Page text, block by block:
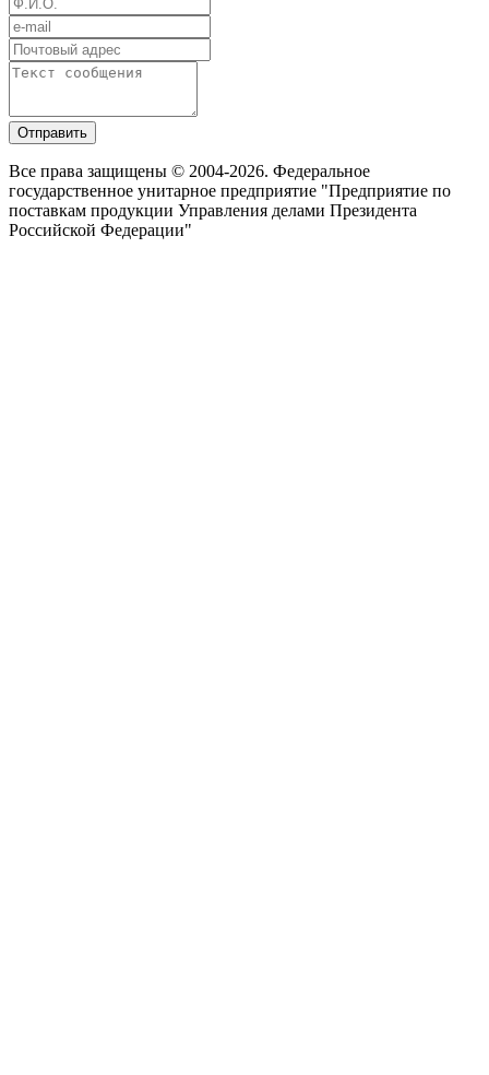
Отправить
Все права защищены © 2004-2026. Федеральное
государственное унитарное предприятие "Предприятие по
поставкам продукции Управления делами Президента
Российской Федерации"